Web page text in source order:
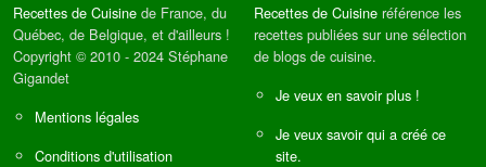
Recettes de Cuisine de France, du
Québec, de Belgique, et d'ailleurs !
Copyright © 2010 - 2024 Stéphane
Gigandet
Mentions légales
Conditions d'utilisation
Recettes de Cuisine référence les
recettes publiées sur une sélection
de blogs de cuisine.
Je veux en savoir plus !
Je veux savoir qui a créé ce
site.